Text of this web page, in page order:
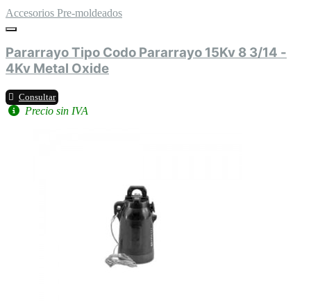
Accesorios Pre-moldeados
Pararrayo Tipo Codo Pararrayo 15Kv 8 3/14 -
4Kv Metal Oxide
Consultar
Precio sin IVA